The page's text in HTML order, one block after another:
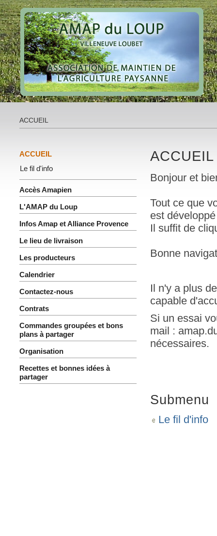
ACCUEIL
ACCUEIL
Le fil d'info
Accès Amapien
L'AMAP du Loup
Infos Amap et Alliance Provence
Le lieu de livraison
Les producteurs
Calendrier
Contactez-nous
Contrats
Commandes groupées et bons
plans à partager
Organisation
Recettes et bonnes idées à
partager
ACCUEIL
Bonjour et
Tout ce que
est
Il suffit de
Bonne
Il n'y a plus
capable
Si un essai
mail :
nécessaires.
Submenu
Le fil d'info